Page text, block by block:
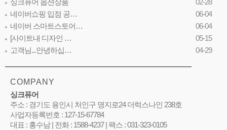
싱크퓨어 옵션상품
02-28
네이버쇼핑 입점 공…
06-04
네이버 스마트스토어…
06-04
[사이트내 디자인 …
05-15
고객님...안녕하십…
04-29
COMPANY
싱크퓨어
주소 : 경기도 용인시 처인구 명지로24 더럭스나인 238호
사업자등록번호 : 127-15-67784
대표 : 홍수남 | 전화 : 1588-4237 | 팩스 : 031-323-0105